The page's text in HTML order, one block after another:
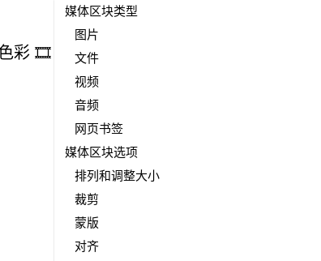
彩 🎞️
媒体区块类型
图片
文件
视频
音频
网页书签
媒体区块选项
排列和调整大小
裁剪
蒙版
对齐